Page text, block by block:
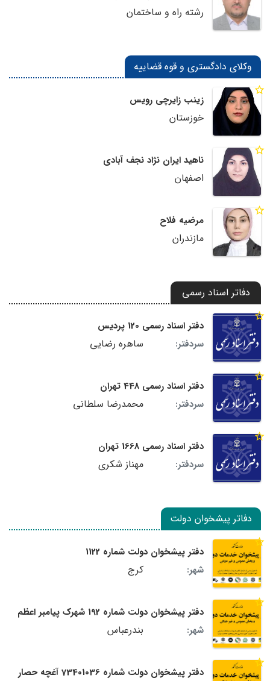
رشته راه و ساختمان
وکلای دادگستری و قوه قضاییه
زینب زایرچی رویس
خوزستان
ناهید ایران نژاد نجف آبادی
اصفهان
مرضیه فلاح
مازندران
دفاتر اسناد رسمی
دفتر اسناد رسمی 120 پردیس
سردفتر:
ساهره رضایی
دفتر اسناد رسمی 448 تهران
سردفتر:
محمدرضا سلطانی
دفتر اسناد رسمی 1668 تهران
سردفتر:
مهناز شکری
دفاتر پیشخوان دولت
دفتر پیشخوان دولت شماره 1122
شهر:
کرج
دفتر پیشخوان دولت شماره 192 شهرک پیامبر اعظم
شهر:
بندرعباس
دفتر پیشخوان دولت شماره 73401036 آغچه حصار